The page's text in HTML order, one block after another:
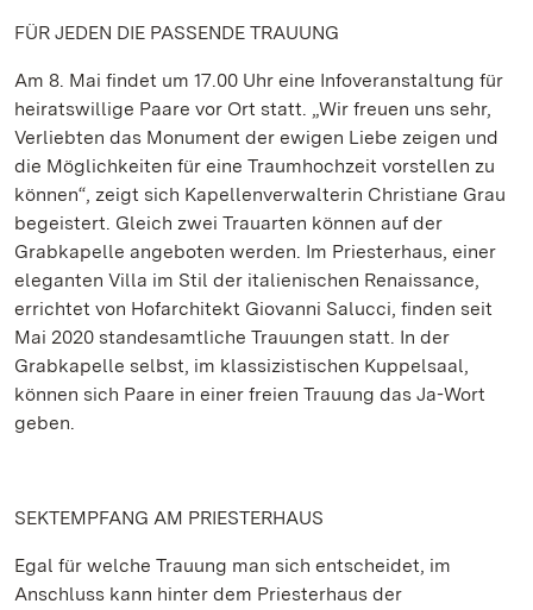
FÜR JEDEN DIE PASSENDE TRAUUNG
Am 8. Mai findet um 17.00 Uhr eine Infoveranstaltung für
heiratswillige Paare vor Ort statt. „Wir freuen uns sehr,
Verliebten das Monument der ewigen Liebe zeigen und
die Möglichkeiten für eine Traumhochzeit vorstellen zu
können“, zeigt sich Kapellenverwalterin Christiane Grau
begeistert. Gleich zwei Trauarten können auf der
Grabkapelle angeboten werden. Im Priesterhaus, einer
eleganten Villa im Stil der italienischen Renaissance,
errichtet von Hofarchitekt Giovanni Salucci, finden seit
Mai 2020 standesamtliche Trauungen statt. In der
Grabkapelle selbst, im klassizistischen Kuppelsaal,
können sich Paare in einer freien Trauung das Ja-Wort
geben.
SEKTEMPFANG AM PRIESTERHAUS
Egal für welche Trauung man sich entscheidet, im
Anschluss kann hinter dem Priesterhaus der